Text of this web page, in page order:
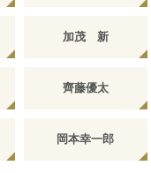
加茂 新
齊藤優太
岡本幸一郎